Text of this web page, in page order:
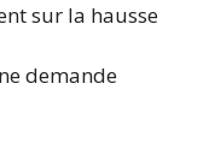
sur la hausse
demande